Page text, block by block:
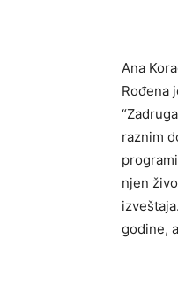
Ana
Rođena
raznim
njen
godine,